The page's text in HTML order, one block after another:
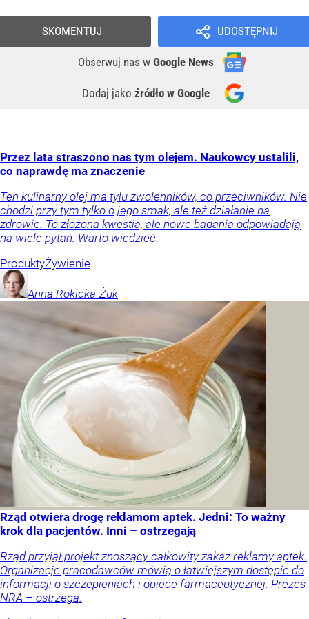
UDOSTĘPNIJ
Obserwuj nas w Google News
Dodaj jako źródło w Google
SKOMENTUJ
Przez lata straszono nas tym olejem. Naukowcy ustalili,
co naprawdę ma znaczenie
Ten kulinarny olej ma tylu zwolenników, co przeciwników. Nie
chodzi przy tym tylko o jego smak, ale też działanie na
zdrowie. To złożona kwestia, ale nowe badania odpowiadają
na wiele pytań. Warto wiedzieć.
ProduktyŻywienie
Anna Rokicka-Żuk
Rząd otwiera drogę reklamom aptek. Jedni: To ważny
krok dla pacjentów. Inni – ostrzegają
Rząd przyjął projekt znoszący całkowity zakaz reklamy aptek.
Organizacje pracodawców mówią o łatwiejszym dostępie do
informacji o szczepieniach i opiece farmaceutycznej. Prezes
NRA – ostrzega.